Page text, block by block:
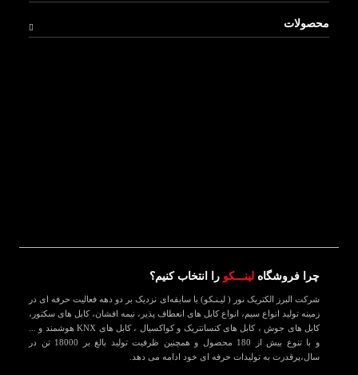
محصولات
چرا فروشگاه لینـــکو را انتخاب کنیم؟
شرکت البرز الکتریک نور ( لیـنـکو) با سابقه‌ای نزدیک بر دو دهه فعالیت حرفه ای در
زمینه تولید انواع سیم، انواع کابل های انعطاف پذیر، نیمه افشان، کابل های سکتور،
کابل های جوش ، کابل های کنسانتریک و کواکسیال ، کابل های KNX هوشمند و ...
و با تنوع بیش از 180 محصول و همچنین ظرفیت تولید بالغ بر 18000 تن در
سال،پرقدرت به تولیدات حرفه ای خود ادامه می دهد.